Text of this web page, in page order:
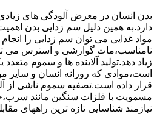
بدن انسان در معرض آلودگی های زیادی
دارد.به همین دلیل سم زدایی بدن
مواد غذایی می توان سم زدایی را انجام
نامناسب،مات گوارشی و استرس می
زیاد دهد.تولید آلاینده ها و سموم
است،موادی که روزانه انسان و سایر
قرار داده است.تصفیه سموم ناشی از
مسمویت با فلزات سنگین مانند
نیازمند شناسایی تازه ترین راههای